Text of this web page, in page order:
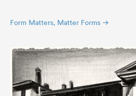
Form Matters, Matter Forms